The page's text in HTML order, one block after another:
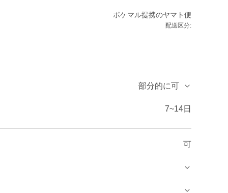
ポケマル提携のヤマト便
配送区分:
部分的に可
7~14日
可